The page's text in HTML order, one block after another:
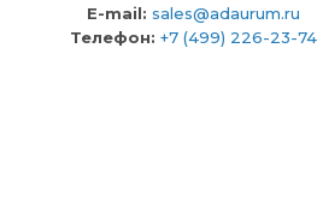
E-mail: sales@adaurum.ru
Телефон: +7 (499) 226-23-74